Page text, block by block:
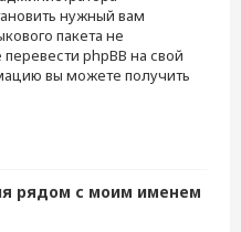
нужный вам
пакета не
phpBB на свой
вы можете получить
рядом с моим именем